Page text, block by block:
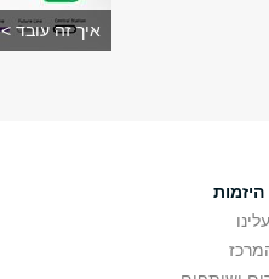
איך זה עובד >